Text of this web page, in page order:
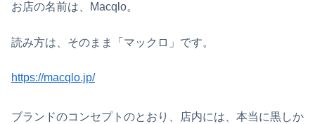
お店の名前は、Macqlo。
読み方は、そのまま「マックロ」です。
https://macqlo.jp/
ブランドのコンセプトのとおり、店内には、本当に黒しか